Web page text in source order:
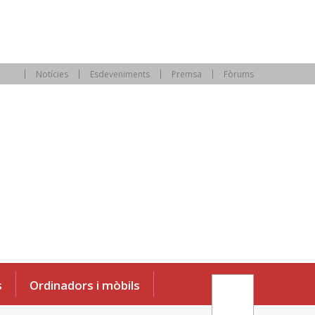
Notícies Esdeveniments Premsa Fòrums
Ordinadors i mòbils